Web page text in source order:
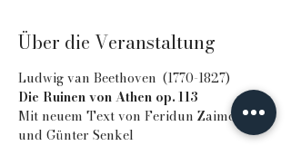
Über die Veranstaltung
Ludwig van Beethoven (1770-1827)
Die Ruinen von Athen op. 113
Mit neuem Text von Feridun Zaimoglu
und Günter Senkel